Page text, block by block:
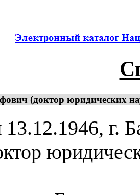
(доктор юридических
г.